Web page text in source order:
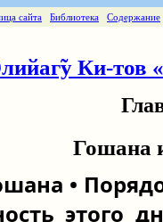
сайта Библиотека Содержание
Ки-тов
Гошана
•
этого